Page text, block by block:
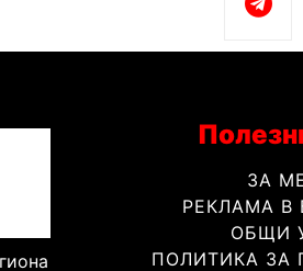
ЗА
РЕКЛАМА В
ОБЩИ
ПОЛИТИКА ЗА